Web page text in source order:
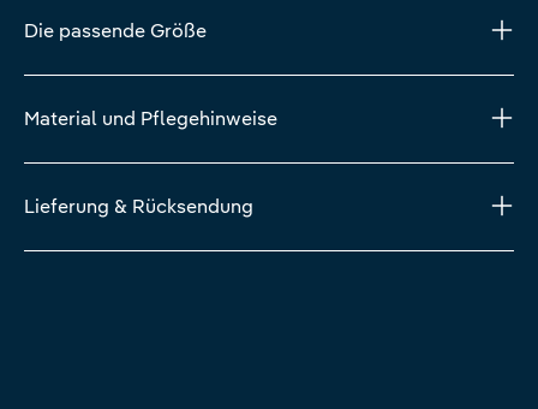
Die passende Größe
Material und Pflegehinweise
Lieferung & Rücksendung